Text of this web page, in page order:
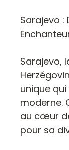
Sarajevo :
Sarajevo,
unique
moderne.
au cœur
pour sa